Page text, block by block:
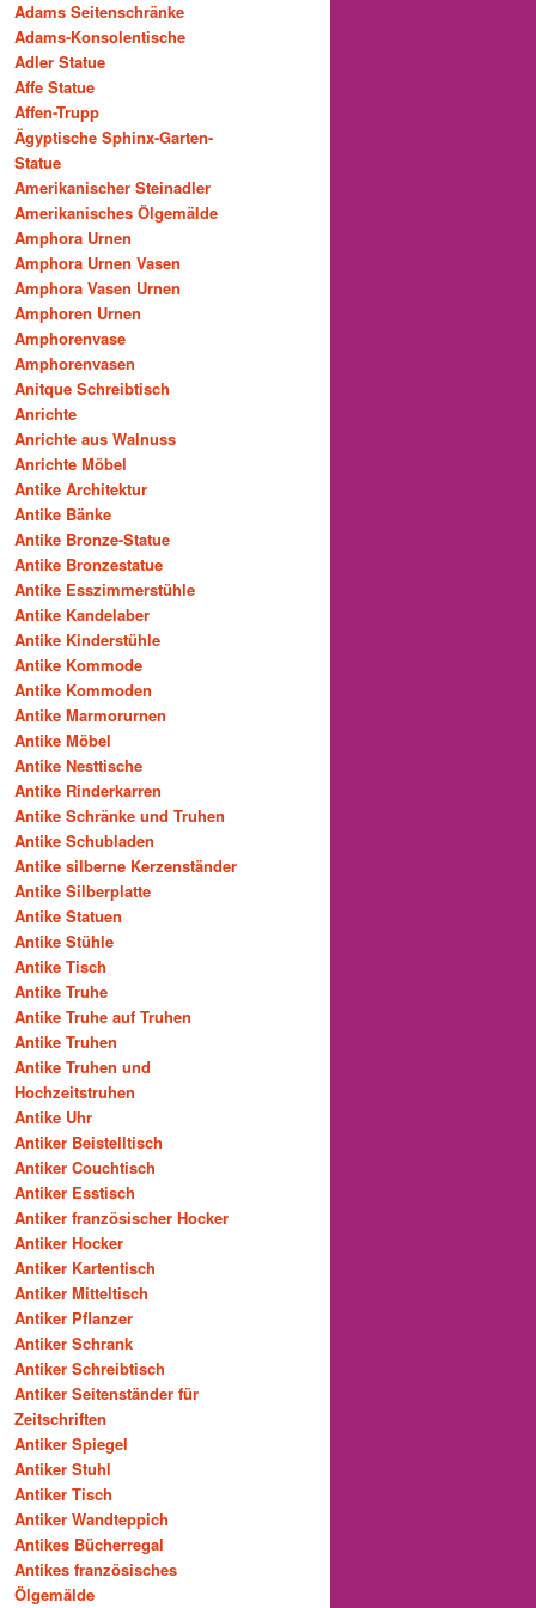
Adams Seitenschränke
Adams-Konsolentische
Adler Statue
Affe Statue
Affen-Trupp
Ägyptische Sphinx-Garten-
Statue
Amerikanischer Steinadler
Amerikanisches Ölgemälde
Amphora Urnen
Amphora Urnen Vasen
Amphora Vasen Urnen
Amphoren Urnen
Amphorenvase
Amphorenvasen
Anitque Schreibtisch
Anrichte
Anrichte aus Walnuss
Anrichte Möbel
Antike Architektur
Antike Bänke
Antike Bronze-Statue
Antike Bronzestatue
Antike Esszimmerstühle
Antike Kandelaber
Antike Kinderstühle
Antike Kommode
Antike Kommoden
Antike Marmorurnen
Antike Möbel
Antike Nesttische
Antike Rinderkarren
Antike Schränke und Truhen
Antike Schubladen
Antike silberne Kerzenständer
Antike Silberplatte
Antike Statuen
Antike Stühle
Antike Tisch
Antike Truhe
Antike Truhe auf Truhen
Antike Truhen
Antike Truhen und
Hochzeitstruhen
Antike Uhr
Antiker Beistelltisch
Antiker Couchtisch
Antiker Esstisch
Antiker französischer Hocker
Antiker Hocker
Antiker Kartentisch
Antiker Mitteltisch
Antiker Pflanzer
Antiker Schrank
Antiker Schreibtisch
Antiker Seitenständer für
Zeitschriften
Antiker Spiegel
Antiker Stuhl
Antiker Tisch
Antiker Wandteppich
Antikes Bücherregal
Antikes französisches
Ölgemälde